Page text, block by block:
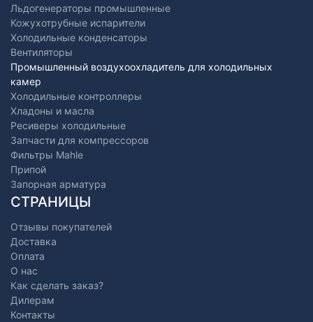
Льдогенераторы промышленные
Кожухотрубные испарители
Холодильные конденсаторы
Вентиляторы
Промышленный воздухоохладитель для холодильных
камер
Холодильные контроллеры
Хладоны и масла
Ресиверы холодильные
Запчасти для компрессоров
Фильтры Mahle
Припой
Запорная арматура
СТРАНИЦЫ
Отзывы покупателей
Доставка
Оплата
О нас
Как сделать заказ?
Дилерам
Контакты